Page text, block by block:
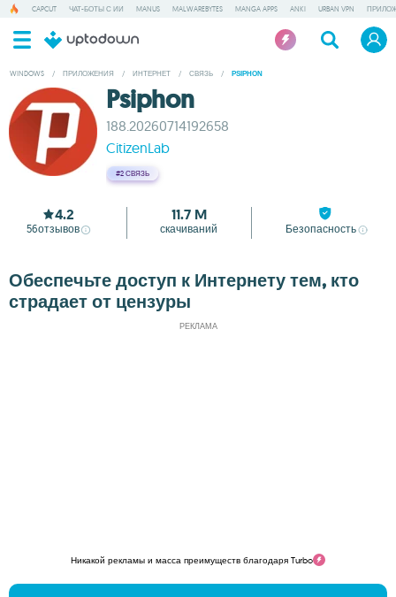
CAPCUT ЧАТ-БОТЫ С ИИ MANUS MALWAREBYTES MANGA APPS ANKI URBAN VPN
WINDOWS / ПРИЛОЖЕНИЯ / ИНТЕРНЕТ / СВЯЗЬ / PSIPHON
Psiphon
188.20260714192658
CitizenLab
#2 СВЯЗЬ
4.2
56отзывов
11.7 M
скачиваний Безопасность
Обеспечьте доступ к Интернету тем, кто
страдает от цензуры
РЕКЛАМА
Никакой рекламы и масса преимуществ благодаря Turbo